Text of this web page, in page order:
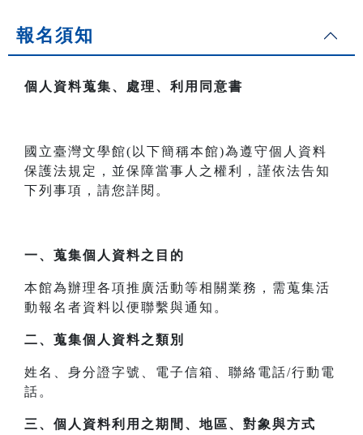
報名須知
個人資料蒐集、處理、利用同意書
國立臺灣文學館(以下簡稱本館)為遵守個人資料
保護法規定，並保障當事人之權利，謹依法告知
下列事項，請您詳閱。
一、 蒐集個人資料之目的
本館為辦理各項推廣活動等相關業務，需蒐集活
動報名者資料以便聯繫與通知。
二、 蒐集個人資料之類別
姓名、身分證字號、電子信箱、聯絡電話/行動電
話。
三、 個人資料利用之期間、地區、對象與方式